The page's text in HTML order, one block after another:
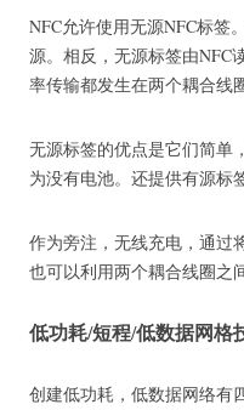
NFC允许使用无源NFC标签。
源。 相反，无源标签由NFC
率传输都发生在两个耦合线
无源标签的优点是它们简单
为没有电池。 还提供有源标
作为旁注，无线充电，通过
也可以利用两个耦合线圈之
低功耗/短程/低数据网格
创建低功耗，低数据网络有